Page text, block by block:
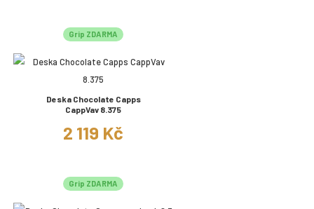
Grip ZDARMA
Deska Chocolate Capps
CappVav 8.375
2 119 Kč
Grip ZDARMA